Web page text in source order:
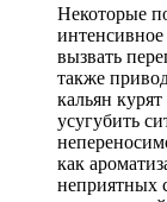
Некоторые
вызвать
также
кальян
усугубить
как
неприятных